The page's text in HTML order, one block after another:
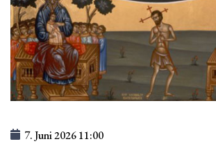
7. Juni 202611:00